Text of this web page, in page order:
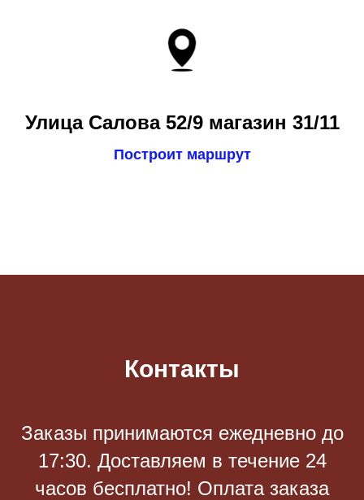
Улица Салова 52/9 магазин 31/11
Построит маршрут
Контакты
Заказы принимаются eжедневно до
17:30. Доставляем в течение 24
часов бесплатно! Оплата заказа